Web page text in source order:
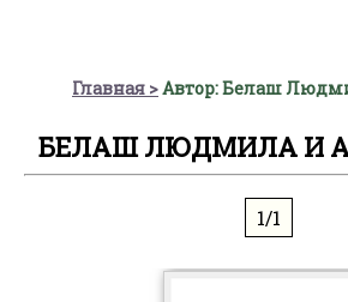
Главная Автор: Белаш
БЕЛАШ ЛЮДМИЛА И
1/1